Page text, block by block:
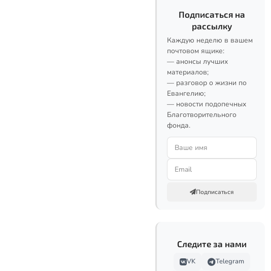
Подписаться на
рассылку
Каждую неделю в вашем
почтовом ящике:
— анонсы лучших
материалов;
— разговор о жизни по
Евангелию;
— новости подопечных
Благотворительного
фонда.
Подписаться
Следите за нами
VK Telegram